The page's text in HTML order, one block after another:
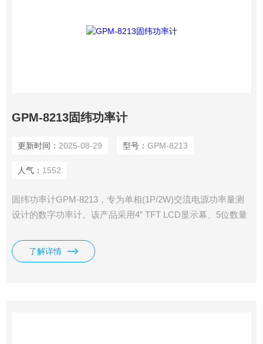
GPM-8213固纬功率计
更新时间： 2025-08-29 型号： GPM-8213
人气： 1552
固纬功率计GPM-8213，专为单相(1P/2W)交流电源功率量测
设计的数字功率计。该产品采用4” TFT LCD显示幕、5位数量
有高精准的电压/电流/功率量测能力、前/后面板输入端子、多
样的通讯接口…等，来协助使用者达成清晰、便捷、准确的功
了解详情